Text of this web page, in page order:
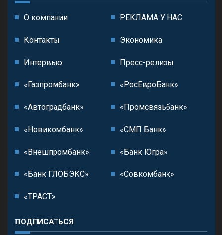
О компании РЕКЛАМА У НАС
Контакты Экономика
Интервью Пресс-релизы
«Газпромбанк» «РосЕвроБанк»
«Автоградбанк» «Промсвязьбанк»
«Новикомбанк» «СМП Банк»
«Внешпромбанк» «Банк Югра»
«Банк ГЛОБЭКС» «Совкомбанк»
«ТРАСТ»
ПОДПИСАТЬСЯ